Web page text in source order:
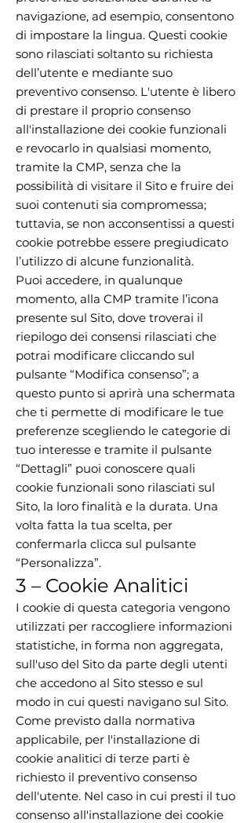
navigazione, ad esempio, consentono
di impostare la lingua. Questi cookie
sono rilasciati soltanto su richiesta
dell’utente e mediante suo
preventivo consenso. L'utente è libero
di prestare il proprio consenso
all'installazione dei cookie funzionali
e revocarlo in qualsiasi momento,
tramite la CMP, senza che la
possibilità di visitare il Sito e fruire dei
suoi contenuti sia compromessa;
tuttavia, se non acconsentissi a questi
cookie potrebbe essere pregiudicato
l’utilizzo di alcune funzionalità.
Puoi accedere, in qualunque
momento, alla CMP tramite l’icona
presente sul Sito, dove troverai il
riepilogo dei consensi rilasciati che
potrai modificare cliccando sul
pulsante “Modifica consenso”; a
questo punto si aprirà una schermata
che ti permette di modificare le tue
preferenze scegliendo le categorie di
tuo interesse e tramite il pulsante
“Dettagli” puoi conoscere quali
cookie funzionali sono rilasciati sul
Sito, la loro finalità e la durata. Una
volta fatta la tua scelta, per
confermarla clicca sul pulsante
“Personalizza”.
3 – Cookie Analitici
I cookie di questa categoria vengono
utilizzati per raccogliere informazioni
statistiche, in forma non aggregata,
sull'uso del Sito da parte degli utenti
che accedono al Sito stesso e sul
modo in cui questi navigano sul Sito.
Come previsto dalla normativa
applicabile, per l'installazione di
cookie analitici di terze parti è
richiesto il preventivo consenso
dell'utente. Nel caso in cui presti il tuo
consenso all'installazione dei cookie